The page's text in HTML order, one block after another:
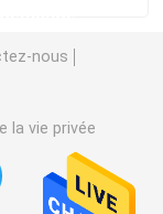
nous
la vie privée